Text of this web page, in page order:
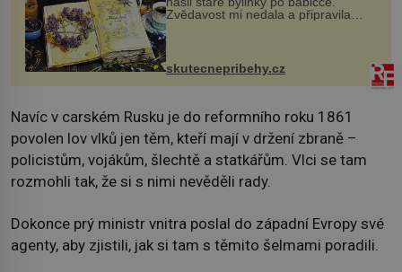
Zvědavost mi nedala a připravila
jsem si z nich lektvar… Zimní pobyt
na chalupě se pro mě vlastní vinou
změnil v děsivý zážitek, na kt...
skutecnepribehy.cz
Navíc v carském Rusku je do reformního roku 1861
povolen lov vlků jen těm, kteří mají v držení zbraně –
policistům, vojákům, šlechtě a statkářům. Vlci se tam
rozmohli tak, že si s nimi nevěděli rady.
Dokonce prý ministr vnitra poslal do západní Evropy své
agenty, aby zjistili, jak si tam s těmito šelmami poradili.